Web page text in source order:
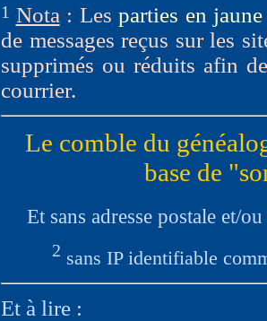
1 Nota : Lesparties en jaune
de messages reçus sur les
supprimés ou réduits afin
courrier.
Le comble du
base de
Et sans adresse postale et/
2 sans IP identifiable
Et à lire :